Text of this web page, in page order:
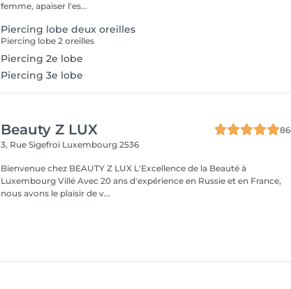
femme, apaiser l'es...
Piercing lobe deux oreilles
Piercing lobe 2 oreilles
Piercing 2e lobe
Piercing 3e lobe
Beauty Z LUX
86
3, Rue Sigefroi Luxembourg 2536
Bienvenue chez BEAUTY Z LUX L'Excellence de la Beauté à
Luxembourg Villé Avec 20 ans d'expérience en Russie et en France,
nous avons le plaisir de v...